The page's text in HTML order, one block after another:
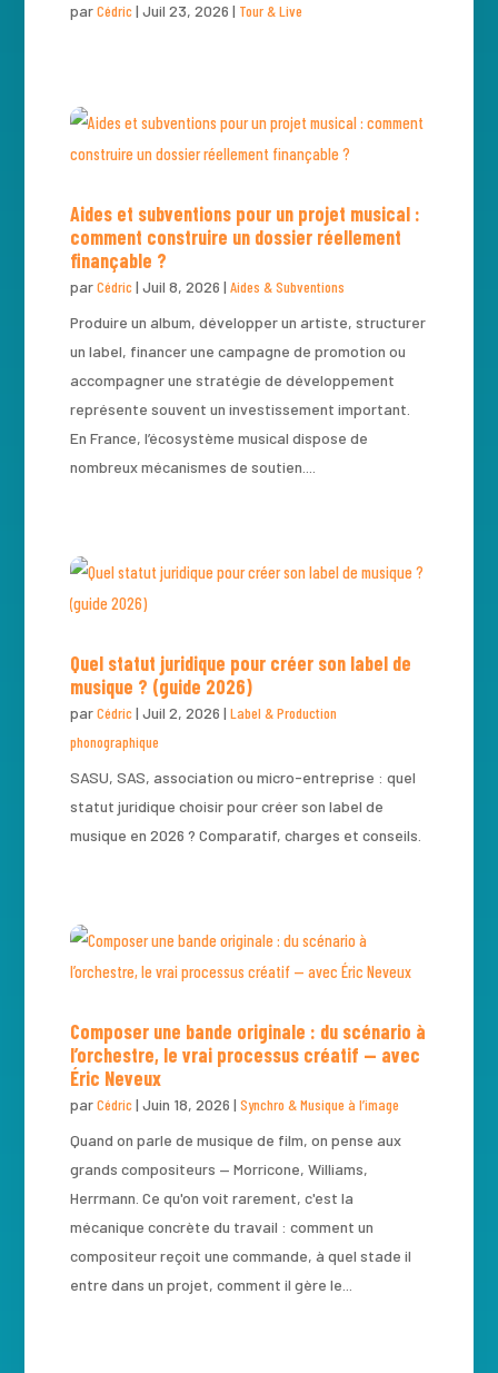
parCédric| Juil 23, 2026 | Tour & Live
Aides et subventions pour un projet musical :
comment construire un dossier réellement
finançable ?
parCédric| Juil 8, 2026 | Aides & Subventions
Produire un album, développer un artiste, structurer
un label, financer une campagne de promotion ou
accompagner une stratégie de développement
représente souvent un investissement important.
En France, l’écosystème musical dispose de
nombreux mécanismes de soutien....
Quel statut juridique pour créer son label de
musique ? (guide 2026)
parCédric| Juil 2, 2026 | Label & Production
phonographique
SASU, SAS, association ou micro-entreprise : quel
statut juridique choisir pour créer son label de
musique en 2026 ? Comparatif, charges et conseils.
Composer une bande originale : du scénario à
l’orchestre, le vrai processus créatif — avec
Éric Neveux
parCédric| Juin 18, 2026 | Synchro & Musique à l’image
Quand on parle de musique de film, on pense aux
grands compositeurs — Morricone, Williams,
Herrmann. Ce qu'on voit rarement, c'est la
mécanique concrète du travail : comment un
compositeur reçoit une commande, à quel stade il
entre dans un projet, comment il gère le...